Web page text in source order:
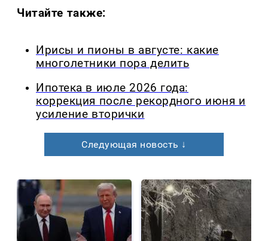
Читайте также:
Ирисы и пионы в августе: какие
многолетники пора делить
Ипотека в июле 2026 года:
коррекция после рекордного июня и
усиление вторички
Следующая новость ↓